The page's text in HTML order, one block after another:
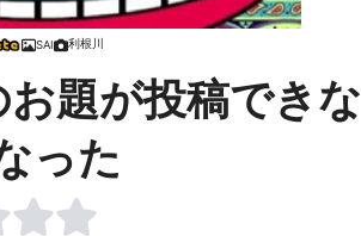
SAI 利根川
題が投稿できな
った